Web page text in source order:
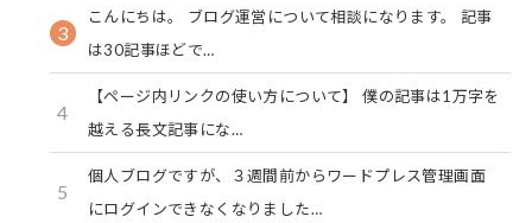
3
こんにちは。 ブログ運営について相談になります。 記事
は30記事ほどで…
4
【ページ内リンクの使い方について】 僕の記事は1万字を
越える長文記事にな…
5
個人ブログですが、３週間前からワードプレス管理画面
にログインできなくなりました…